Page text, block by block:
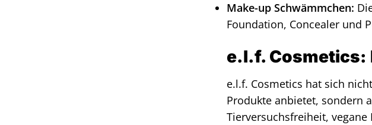
Make-up Schwämmchen:
Foundation, Concealer und
e.l.f. Cosmetics:
e.l.f. Cosmetics hat sich
Produkte anbietet, sondern
Tierversuchsfreiheit,